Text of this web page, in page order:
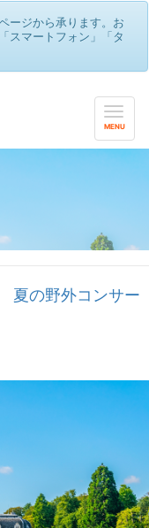
ージから承ります。お
スマートフォン」「タ
MENU
夏の野外コンサー